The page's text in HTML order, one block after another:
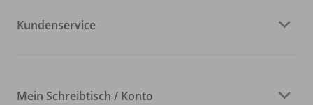
Kundenservice
Mein Schreibtisch / Konto